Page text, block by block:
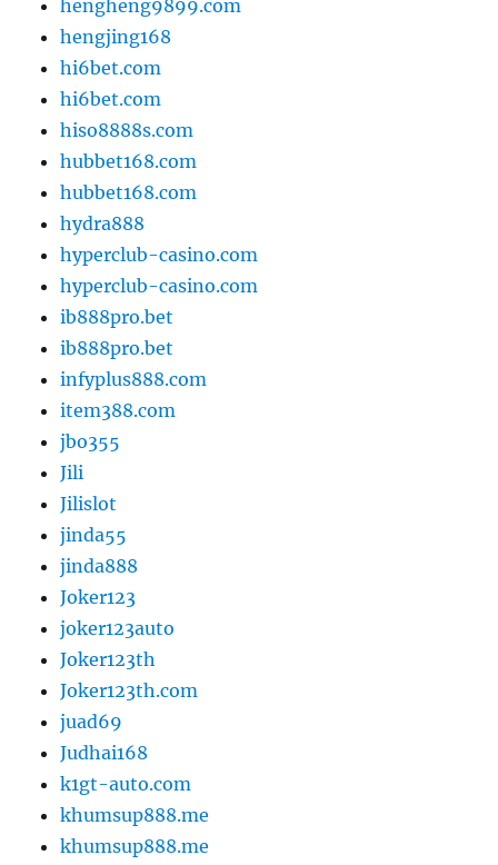
hengheng9899.com
hengjing168
hi6bet.com
hi6bet.com
hiso8888s.com
hubbet168.com
hubbet168.com
hydra888
hyperclub-casino.com
hyperclub-casino.com
ib888pro.bet
ib888pro.bet
infyplus888.com
item388.com
jbo355
Jili
Jilislot
jinda55
jinda888
Joker123
joker123auto
Joker123th
Joker123th.com
juad69
Judhai168
k1gt-auto.com
khumsup888.me
khumsup888.me